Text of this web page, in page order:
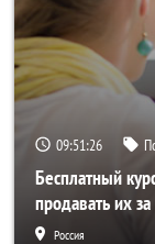
09:51:26
Бесплатный
продавать их
Россия